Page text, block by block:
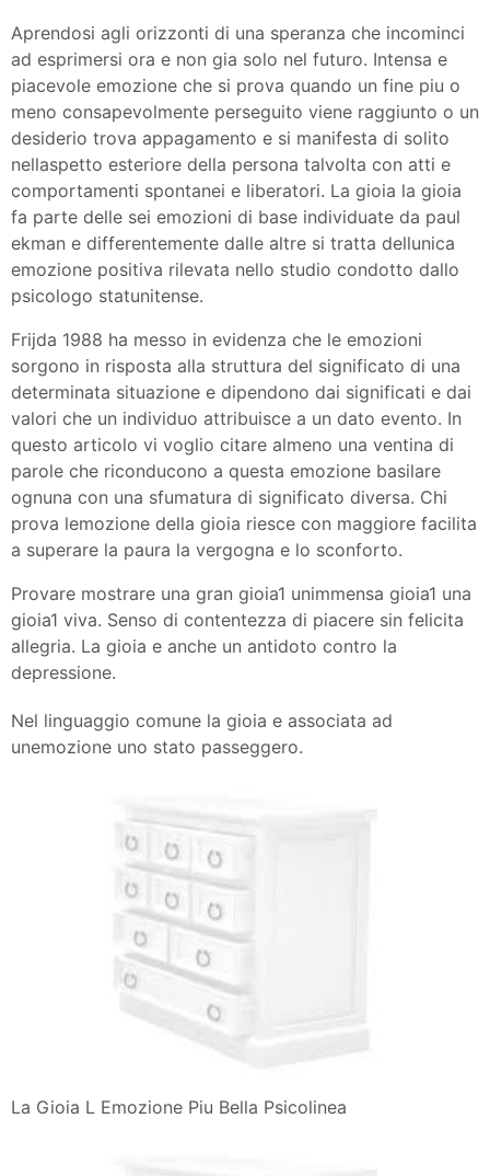
Aprendosi agli orizzonti di una speranza che incominci
ad esprimersi ora e non gia solo nel futuro. Intensa e
piacevole emozione che si prova quando un fine piu o
meno consapevolmente perseguito viene raggiunto o un
desiderio trova appagamento e si manifesta di solito
nellaspetto esteriore della persona talvolta con atti e
comportamenti spontanei e liberatori. La gioia la gioia
fa parte delle sei emozioni di base individuate da paul
ekman e differentemente dalle altre si tratta dellunica
emozione positiva rilevata nello studio condotto dallo
psicologo statunitense.
Frijda 1988 ha messo in evidenza che le emozioni
sorgono in risposta alla struttura del significato di una
determinata situazione e dipendono dai significati e dai
valori che un individuo attribuisce a un dato evento. In
questo articolo vi voglio citare almeno una ventina di
parole che riconducono a questa emozione basilare
ognuna con una sfumatura di significato diversa. Chi
prova lemozione della gioia riesce con maggiore facilita
a superare la paura la vergogna e lo sconforto.
Provare mostrare una gran gioia1 unimmensa gioia1 una
gioia1 viva. Senso di contentezza di piacere sin felicita
allegria. La gioia e anche un antidoto contro la
depressione.
Nel linguaggio comune la gioia e associata ad
unemozione uno stato passeggero.
La Gioia L Emozione Piu Bella Psicolinea